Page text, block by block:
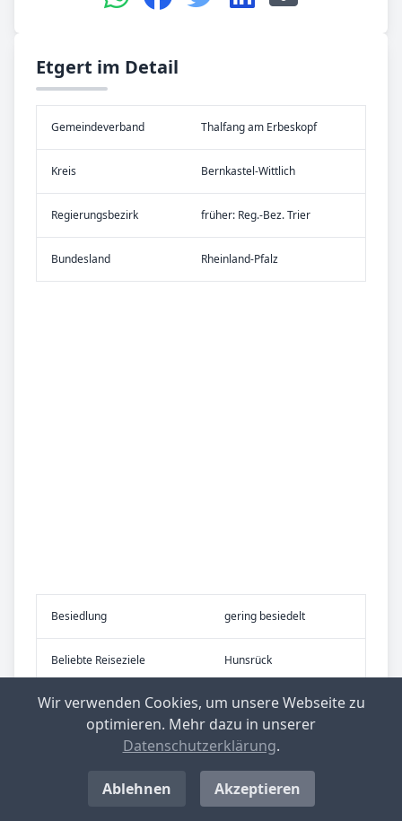
Etgert im Detail
Gemeinde­verband Thalfang am Erbeskopf
Kreis Bernkastel-Wittlich
Re­gier­ungs­bezirk früher: Reg.-Bez. Trier
Bundes­land Rheinland-Pfalz
Be­sied­lung gering besiedelt
Be­lieb­te Rei­se­zie­le Hunsrück
Top-­Ge­mein­den mit nied­rig­stem Ge­
wer­be­steu­er­he­be­satz in Deutsch­
Wir verwenden Cookies, um unsere Webseite zu
optimieren. Mehr dazu in unserer
Datenschutzerklärung.
Ablehnen Akzeptieren